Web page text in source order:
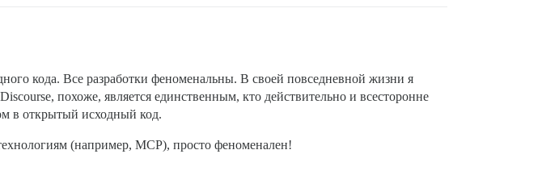
кода. Все разработки феноменальны. В своей повседневной жизни я
похоже, является единственным, кто действительно и всесторонне
в открытый исходный код.
(например, MCP), просто феноменален!